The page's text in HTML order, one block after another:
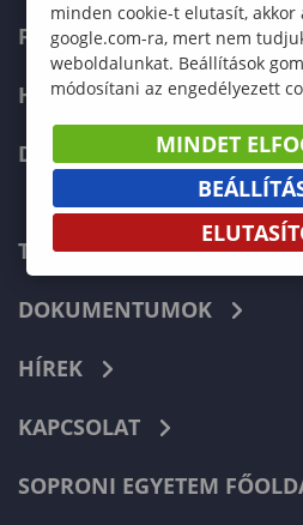
FELVÉTELIZŐKNEK
HALLGATÓKNAK
DOKTORI ISKOLA
TELEFONKÖNYV
DOKUMENTUMOK
HÍREK
KAPCSOLAT
SOPRONI EGYETEM
minden cookie-t elutasít,
google.com-ra, mert nem
weboldalunkat. Beállítások
módosítani az engedélyezett
MINDET